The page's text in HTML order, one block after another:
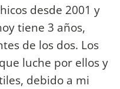
desde 2001 y
tiene 3 años,
de los dos. Los
luche por ellos y
debido a mi